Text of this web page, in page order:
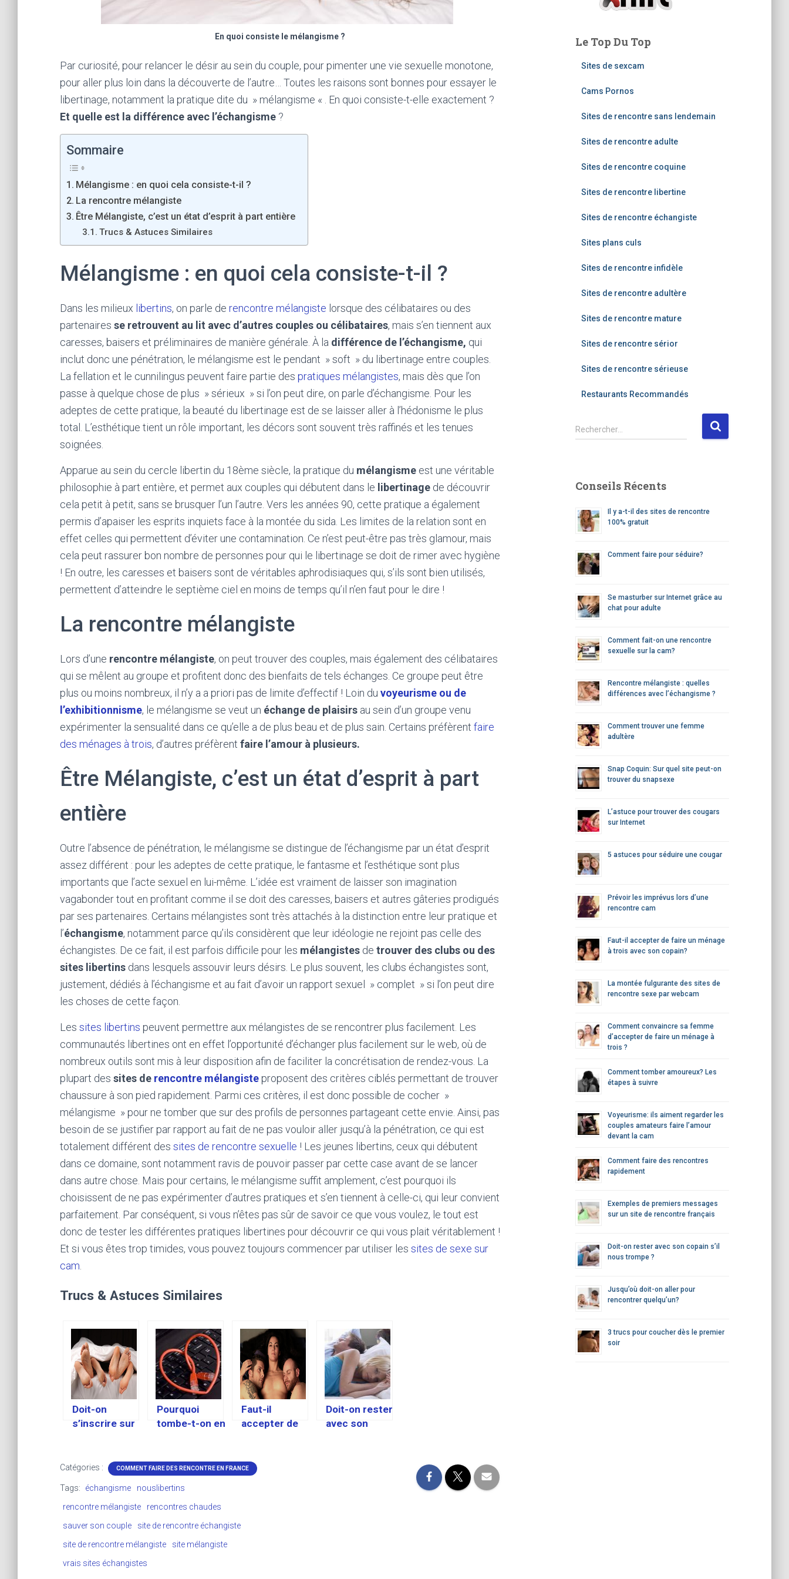
En quoi consiste le mélangisme ?
Par curiosité, pour relancer le désir au sein du couple, pour pimenter une vie sexuelle monotone,
pour aller plus loin dans la découverte de l’autre… Toutes les raisons sont bonnes pour essayer le
libertinage, notamment la pratique dite du » mélangisme « . En quoi consiste-t-elle exactement ?
Et quelle est la différence avec l’échangisme ?
Sommaire
Mélangisme : en quoi cela consiste-t-il ?
La rencontre mélangiste
Être Mélangiste, c’est un état d’esprit à part entière
Trucs & Astuces Similaires
Mélangisme : en quoi cela consiste-t-il ?
Dans les milieux libertins, on parle de rencontre mélangiste lorsque des célibataires ou des
partenaires se retrouvent au lit avec d’autres couples ou célibataires, mais s’en tiennent aux
caresses, baisers et préliminaires de manière générale. À la différence de l’échangisme, qui
inclut donc une pénétration, le mélangisme est le pendant » soft » du libertinage entre couples.
La fellation et le cunnilingus peuvent faire partie des pratiques mélangistes, mais dès que l’on
passe à quelque chose de plus » sérieux » si l’on peut dire, on parle d’échangisme. Pour les
adeptes de cette pratique, la beauté du libertinage est de se laisser aller à l’hédonisme le plus
total. L’esthétique tient un rôle important, les décors sont souvent très raffinés et les tenues
soignées.
Apparue au sein du cercle libertin du 18ème siècle, la pratique du mélangisme est une véritable
philosophie à part entière, et permet aux couples qui débutent dans le libertinage de découvrir
cela petit à petit, sans se brusquer l’un l’autre. Vers les années 90, cette pratique a également
permis d’apaiser les esprits inquiets face à la montée du sida. Les limites de la relation sont en
effet celles qui permettent d’éviter une contamination. Ce n’est peut-être pas très glamour, mais
cela peut rassurer bon nombre de personnes pour qui le libertinage se doit de rimer avec hygiène
! En outre, les caresses et baisers sont de véritables aphrodisiaques qui, s’ils sont bien utilisés,
permettent d’atteindre le septième ciel en moins de temps qu’il n’en faut pour le dire !
La rencontre mélangiste
Lors d’une rencontre mélangiste, on peut trouver des couples, mais également des célibataires
qui se mêlent au groupe et profitent donc des bienfaits de tels échanges. Ce groupe peut être
plus ou moins nombreux, il n’y a a priori pas de limite d’effectif ! Loin du voyeurisme ou de
l’exhibitionnisme, le mélangisme se veut un échange de plaisirs au sein d’un groupe venu
expérimenter la sensualité dans ce qu’elle a de plus beau et de plus sain. Certains préfèrent faire
des ménages à trois, d’autres préfèrent faire l’amour à plusieurs.
Être Mélangiste, c’est un état d’esprit à part
entière
Outre l’absence de pénétration, le mélangisme se distingue de l’échangisme par un état d’esprit
assez différent : pour les adeptes de cette pratique, le fantasme et l’esthétique sont plus
importants que l’acte sexuel en lui-même. L’idée est vraiment de laisser son imagination
vagabonder tout en profitant comme il se doit des caresses, baisers et autres gâteries prodigués
par ses partenaires. Certains mélangistes sont très attachés à la distinction entre leur pratique et
l’échangisme, notamment parce qu’ils considèrent que leur idéologie ne rejoint pas celle des
échangistes. De ce fait, il est parfois difficile pour les mélangistes de trouver des clubs ou des
sites libertins dans lesquels assouvir leurs désirs. Le plus souvent, les clubs échangistes sont,
justement, dédiés à l’échangisme et au fait d’avoir un rapport sexuel » complet » si l’on peut dire
les choses de cette façon.
Les sites libertins peuvent permettre aux mélangistes de se rencontrer plus facilement. Les
communautés libertines ont en effet l’opportunité d’échanger plus facilement sur le web, où de
nombreux outils sont mis à leur disposition afin de faciliter la concrétisation de rendez-vous. La
plupart des sites de rencontre mélangiste proposent des critères ciblés permettant de trouver
chaussure à son pied rapidement. Parmi ces critères, il est donc possible de cocher »
mélangisme » pour ne tomber que sur des profils de personnes partageant cette envie. Ainsi, pas
besoin de se justifier par rapport au fait de ne pas vouloir aller jusqu’à la pénétration, ce qui est
totalement différent des sites de rencontre sexuelle ! Les jeunes libertins, ceux qui débutent
dans ce domaine, sont notamment ravis de pouvoir passer par cette case avant de se lancer
dans autre chose. Mais pour certains, le mélangisme suffit amplement, c’est pourquoi ils
choisissent de ne pas expérimenter d’autres pratiques et s’en tiennent à celle-ci, qui leur convient
parfaitement. Par conséquent, si vous n’êtes pas sûr de savoir ce que vous voulez, le tout est
donc de tester les différentes pratiques libertines pour découvrir ce qui vous plait véritablement !
Et si vous êtes trop timides, vous pouvez toujours commencer par utiliser les sites de sexe sur
cam
Trucs & Astuces Similaires
Doit-on
s’inscrire sur
un site de
Pourquoi
tombe-t-on en
sur le chat par
Faut-il
accepter de
avec son
Doit-on rester
avec son
Catégories : COMMENT FAIRE DES RENCONTRE EN FRANCE
Tags: échangisme
nouslibertins
rencontre mélangiste
rencontres chaudes
sauver son couple
site de rencontre échangiste
site de rencontre mélangiste
site mélangiste
vrais sites échangistes
Le Top Du Top
Sites de sexcam
Cams Pornos
Sites de rencontre sans lendemain
Sites de rencontre adulte
Sites de rencontre coquine
Sites de rencontre libertine
Sites de rencontre échangiste
Sites plans culs
Sites de rencontre infidèle
Sites de rencontre adultère
Sites de rencontre mature
Sites de rencontre sérior
Sites de rencontre sérieuse
Restaurants Recommandés
R
e
r
h
Rechercher…
Conseils Récents
Il y a-t-il des sites de rencontre
100% gratuit
Comment faire pour séduire?
Se masturber sur Internet grâce au
chat pour adulte
Comment fait-on une rencontre
sexuelle sur la cam?
Rencontre mélangiste : quelles
différences avec l’échangisme ?
Comment trouver une femme
adultère
Snap Coquin: Sur quel site peut-on
trouver du snapsexe
L’astuce pour trouver des cougars
sur Internet
5 astuces pour séduire une cougar
Prévoir les imprévus lors d’une
rencontre cam
Faut-il accepter de faire un ménage
à trois avec son copain?
La montée fulgurante des sites de
rencontre sexe par webcam
Comment convaincre sa femme
d’accepter de faire un ménage à
trois ?
Comment tomber amoureux? Les
étapes à suivre
Voyeurisme: ils aiment regarder les
couples amateurs faire l’amour
devant la cam
Comment faire des rencontres
rapidement
Exemples de premiers messages
sur un site de rencontre français
Doit-on rester avec son copain s’il
nous trompe ?
Jusqu’où doit-on aller pour
rencontrer quelqu’un?
3 trucs pour coucher dès le premier
soir